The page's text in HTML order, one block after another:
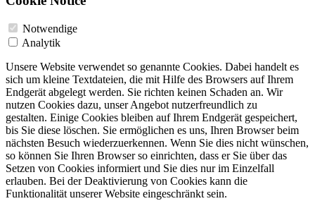
Notwendige
Analytik
Unsere Website verwendet so genannte Cookies. Dabei handelt es
sich um kleine Textdateien, die mit Hilfe des Browsers auf Ihrem
Endgerät abgelegt werden. Sie richten keinen Schaden an. Wir
nutzen Cookies dazu, unser Angebot nutzerfreundlich zu
gestalten. Einige Cookies bleiben auf Ihrem Endgerät gespeichert,
bis Sie diese löschen. Sie ermöglichen es uns, Ihren Browser beim
nächsten Besuch wiederzuerkennen. Wenn Sie dies nicht wünschen,
so können Sie Ihren Browser so einrichten, dass er Sie über das
Setzen von Cookies informiert und Sie dies nur im Einzelfall
erlauben. Bei der Deaktivierung von Cookies kann die
Funktionalität unserer Website eingeschränkt sein.